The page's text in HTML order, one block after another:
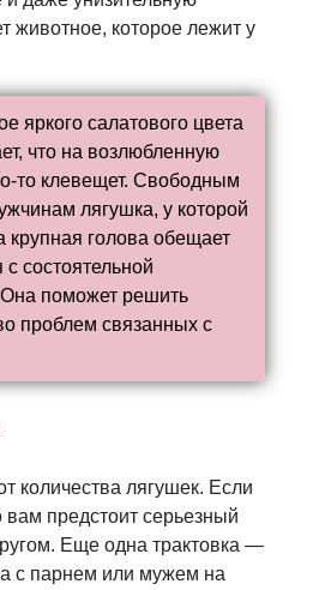
животное, которое лежит у
яркого салатового цвета
что на возлюбленную
то клевещет. Свободным
лягушка, у которой
крупная голова обещает
с состоятельной
поможет решить
проблем связанных с
количества лягушек. Если
предстоит серьезный
Еще одна трактовка —
с парнем или мужем на